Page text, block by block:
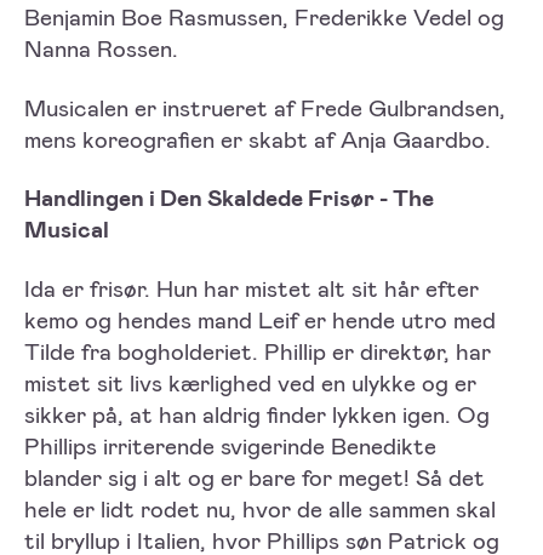
Benjamin Boe Rasmussen, Frederikke Vedel og
Nanna Rossen.
Musicalen er instrueret af Frede Gulbrandsen,
mens koreografien er skabt af Anja Gaardbo.
Handlingen i Den Skaldede Frisør - The
Musical
Ida er frisør. Hun har mistet alt sit hår efter
kemo og hendes mand Leif er hende utro med
Tilde fra bogholderiet. Phillip er direktør, har
mistet sit livs kærlighed ved en ulykke og er
sikker på, at han aldrig finder lykken igen. Og
Phillips irriterende svigerinde Benedikte
blander sig i alt og er bare for meget! Så det
hele er lidt rodet nu, hvor de alle sammen skal
til bryllup i Italien, hvor Phillips søn Patrick og